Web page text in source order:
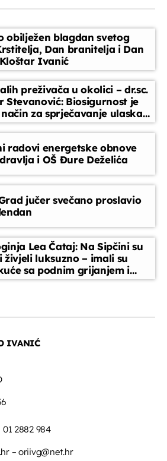
obilježen blagdan svetog
Dan branitelja i Dan
Ivanić
preživača u okolici – dr.sc.
Stevanović: Biosigurnost je
za sprječavanje ulaska
radovi energetske obnove
i OŠ Đure Deželića
jučer svečano proslavio
Lea Čataj: Na Sipčini su
živjeli luksuzno – imali su
sa podnim grijanjem i
zidovima
IVANIĆ
01 2882 984
– oriivg@net.hr